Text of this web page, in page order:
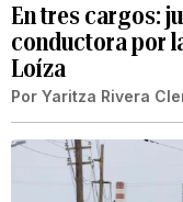
En tres cargos:
conductora por
Loíza
Por Yaritza Rivera